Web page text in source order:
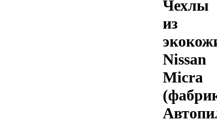
Чехлы
из
Nissan
Micra